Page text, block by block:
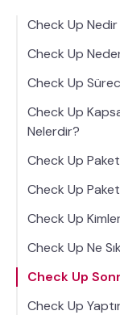
Check Up Nedir
Check Up
Check Up
Check Up
Nelerdir?
Check Up
Check Up
Check Up
Check Up Ne
Check Up
Check Up